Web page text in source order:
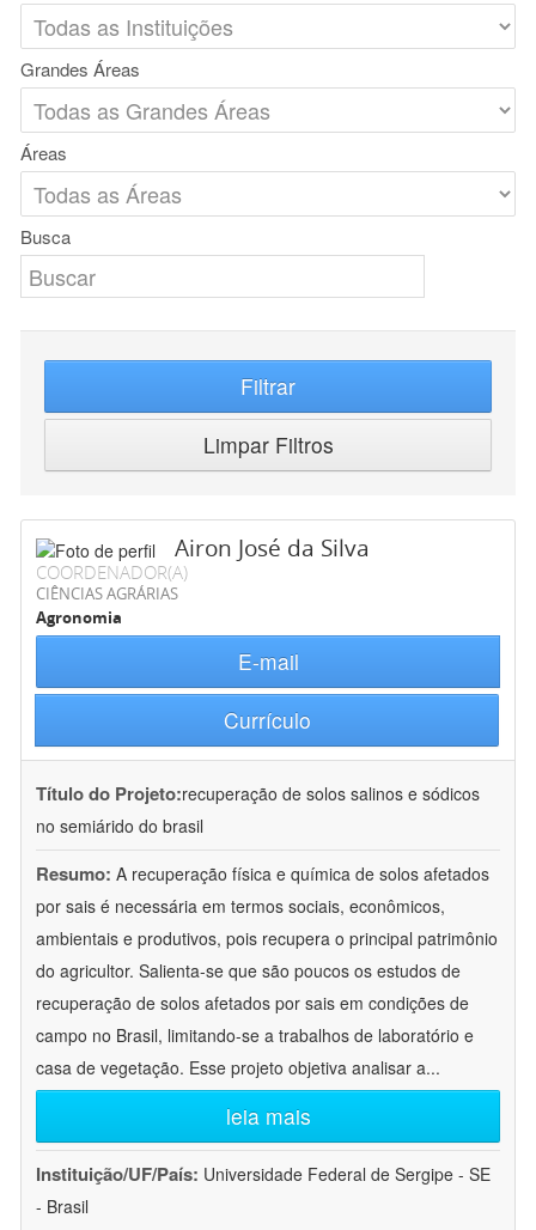
Grandes Áreas
Áreas
Busca
Filtrar
Limpar Filtros
Airon José da Silva
COORDENADOR(A)
CIÊNCIAS AGRÁRIAS
Agronomia
E-mail
Currículo
Título do Projeto:recuperação de solos salinos e sódicos
no semiárido do brasil
Resumo: A recuperação física e química de solos afetados
por sais é necessária em termos sociais, econômicos,
ambientais e produtivos, pois recupera o principal patrimônio
do agricultor. Salienta-se que são poucos os estudos de
recuperação de solos afetados por sais em condições de
campo no Brasil, limitando-se a trabalhos de laboratório e
casa de vegetação. Esse projeto objetiva analisar a...
leia mais
Instituição/UF/País: Universidade Federal de Sergipe - SE
- Brasil